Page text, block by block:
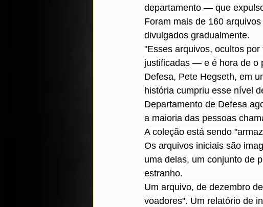
departamento — que
Foram mais de 160
divulgados gradualmente.
"Esses arquivos, ocultos
justificadas — e é hora de o
Defesa, Pete Hegseth, em
história cumpriu esse nível
Departamento de Defesa
a maioria das pessoas
A coleção está sendo
Os arquivos iniciais são
uma delas, um conjunto de
estranho.
Um arquivo, de dezembro
voadores". Um relatório de